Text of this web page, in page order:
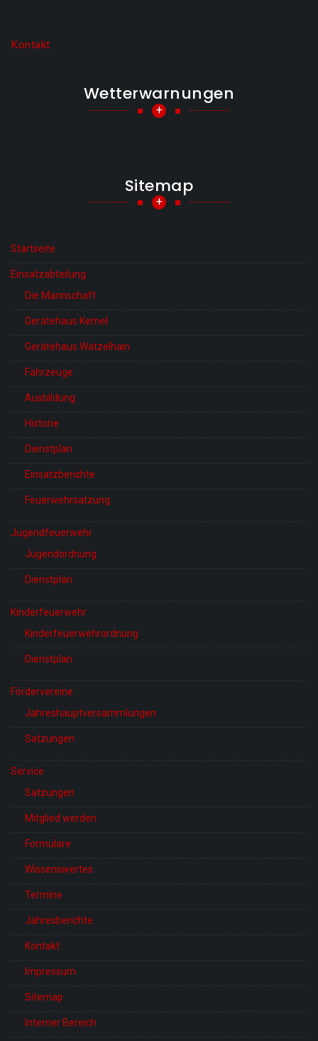
Kontakt
Wetterwarnungen
+
Sitemap
+
Startseite
Einsatzabteilung
Die Mannschaft
Gerätehaus Kemel
Gerätehaus Watzelhain
Fahrzeuge
Ausbildung
Historie
Dienstplan
Einsatzberichte
Feuerwehrsatzung
Jugendfeuerwehr
Jugendordnung
Dienstplan
Kinderfeuerwehr
Kinderfeuerwehrordnung
Dienstplan
Fördervereine
Jahreshauptversammlungen
Satzungen
Service
Satzungen
Mitglied werden
Formulare
Wissenswertes
Termine
Jahresberichte
Kontakt
Impressum
Sitemap
Interner Bereich